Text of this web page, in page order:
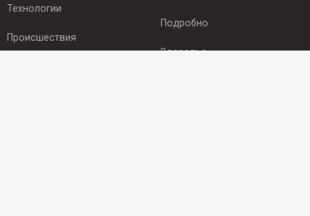
Технологии
Происшествия
Подробно
Здоровье